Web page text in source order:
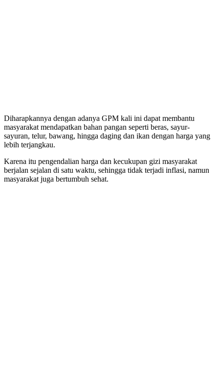
Diharapkannya dengan adanya GPM kali ini dapat membantu
masyarakat mendapatkan bahan pangan seperti beras, sayur-
sayuran, telur, bawang, hingga daging dan ikan dengan harga yang
lebih terjangkau.
Karena itu pengendalian harga dan kecukupan gizi masyarakat
berjalan sejalan di satu waktu, sehingga tidak terjadi inflasi, namun
masyarakat juga bertumbuh sehat.